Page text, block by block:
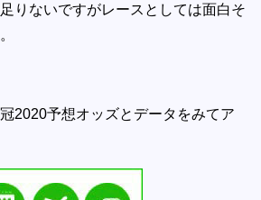
りないですがレースとしては面白そ
2020予想オッズとデータをみてア